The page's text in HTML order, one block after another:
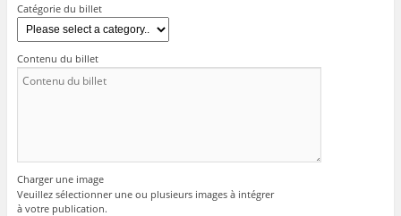
Catégorie du billet
Contenu du billet
Charger une image
Veuillez sélectionner une ou plusieurs images à intégrer
à votre publication.